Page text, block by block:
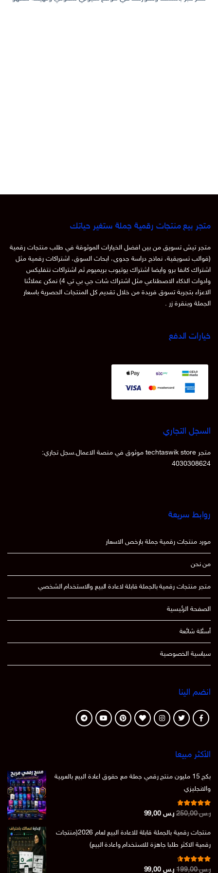
متجر بيع منتجات رقمية جملة ستغير حياتك
متجر تيش تسويق من بين افضل الخيارات الموثوقة في طلب منتجات رقمية
(قوالب تسويقية، نماذج دراسة جدوى، ابحاث السوق، اشتراكات رقمية مثل
اشتراك كانفا برو وايضا اشتراك يوتيوب بريميوم ثم اشتراكات نتفليكس
وادوات الذكاء الاصطناعي مثل اشتراك شات جي بي تي 4) نمكن عملائنا
الاعزاء بتجربة تسوق فريدة من خلال تقديم كل المنتجات الحصرية باسعار
الجملة وبنقرة زر .
خيارات الدفع
السجل التجاري
متجر techtaswik store موثوق في منصة الاعمال.سجل تجاري:
4030308624
روابط سريعة
مورد منتجات رقمية جملة بارخص الاسعار
من نحن
متجر منتجات رقمية بالجملة قابلة لاعادة البيع والاستخدام الشخصي
الصفحة الرئيسية
أسئلة شائعة
سياسية الخصوصية
انضم الينا
الأكثر مبيعا
بكج 15 مليون منتج رقمي جملة مع حقوق اعادة البيع بالعربية
والانجليزي
تم التقييم
4.86من 5ر.س250,00
السعر
هو:
ر.س 250,00.
ر.س 99,00
السعر
هو:
ر.س 99,00.
منتجات رقمية بالجملة قابلة للاعادة البيع لعام 2026(منتجات
رقمية الاكثر طلبا جاهزة للاستخدام واعادة البيع)
تم التقييمر.س199,00 السعر
ر.س 99,00 السعر